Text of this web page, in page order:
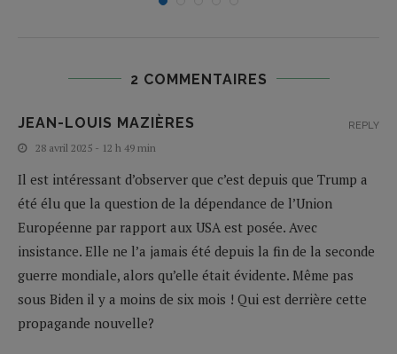
2 COMMENTAIRES
JEAN-LOUIS MAZIÈRES
28 avril 2025 - 12 h 49 min
Il est intéressant d’observer que c’est depuis que Trump a
été élu que la question de la dépendance de l’Union
Européenne par rapport aux USA est posée. Avec
insistance. Elle ne l’a jamais été depuis la fin de la seconde
guerre mondiale, alors qu’elle était évidente. Même pas
sous Biden il y a moins de six mois ! Qui est derrière cette
propagande nouvelle?
REPLY